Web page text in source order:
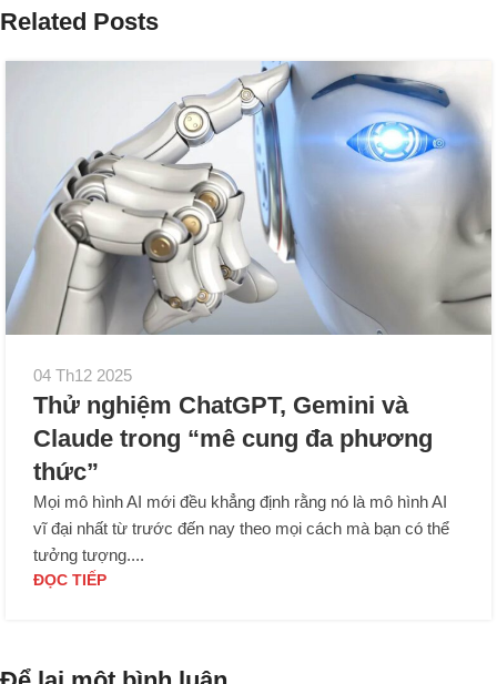
Related Posts
04 Th12 2025
Thử nghiệm ChatGPT, Gemini và
Claude trong “mê cung đa phương
thức”
Mọi mô hình AI mới đều khẳng định rằng nó là mô hình AI
vĩ đại nhất từ trước đến nay theo mọi cách mà bạn có thể
tưởng tượng....
ĐỌC TIẾP